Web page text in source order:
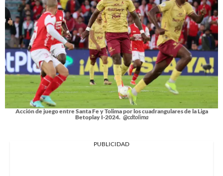
Acción de juego entre Santa Fe y Tolima por los cuadrangulares de la Liga
Betoplay I-2024. @cdtolima
PUBLICIDAD